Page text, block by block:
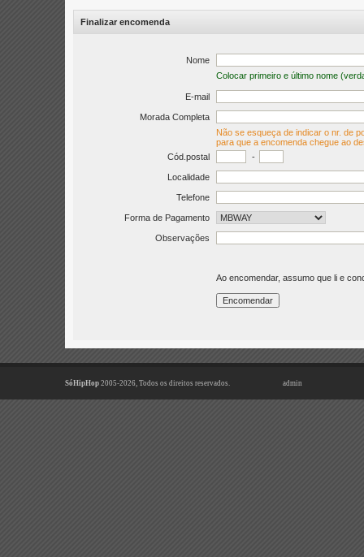
Finalizar encomenda
Nome
Colocar primeiro e último nome
E-mail
Morada Completa
Não se esqueça de indicar o nr. de
para que a encomenda chegue ao
Cód.postal
-
Localidade
Telefone
Forma de Pagamento
Observações
Ao encomendar, assumo que li e
SóHipHop 2005-2026, Todos os direitos reservados. admin